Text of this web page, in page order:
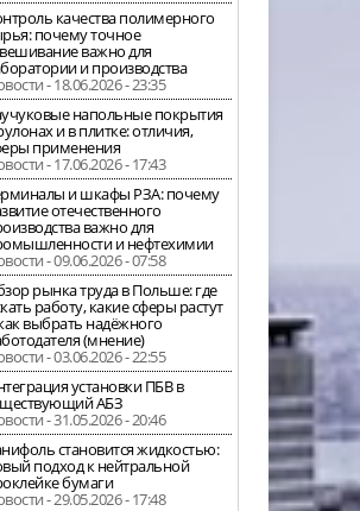
качества полимерного
почему точное
важно для
и производства
- 18.06.2026 - 23:35
напольные покрытия
и в плитке: отличия,
применения
- 17.06.2026 - 17:43
и шкафы РЗА: почему
отечественного
важно для
и нефтехимии
- 09.06.2026 - 07:58
рынка труда в Польше: где
работу, какие сферы растут
выбрать надёжного
(мнение)
- 03.06.2026 - 22:55
установки ПБВ в
АБЗ
- 31.05.2026 - 20:46
становится жидкостью:
подход к нейтральной
бумаги
- 29.05.2026 - 17:48